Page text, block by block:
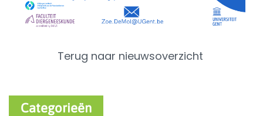
Terug naar nieuwsoverzicht
Categorieën